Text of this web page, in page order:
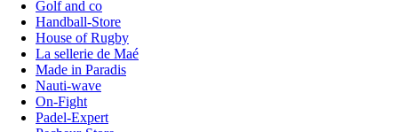
Golf and co
Handball-Store
House of Rugby
La sellerie de Maé
Made in Paradis
Nauti-wave
On-Fight
Padel-Expert